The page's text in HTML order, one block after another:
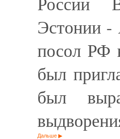
Эстонии -
посол РФ
был
был
Дальше